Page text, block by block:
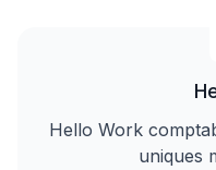
Hello Work
uniques